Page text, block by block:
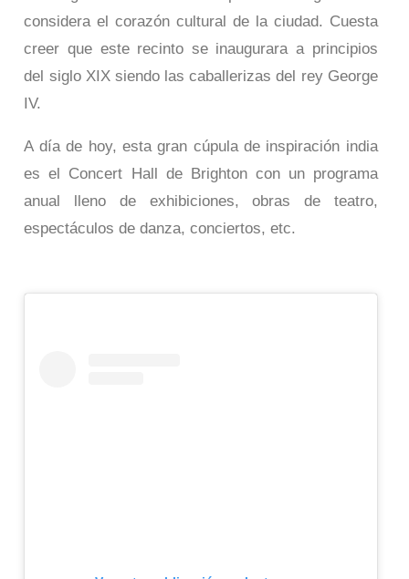
considera el corazón cultural de la ciudad. Cuesta
creer que este recinto se inaugurara a principios
del siglo XIX siendo las caballerizas del rey George
IV.
A día de hoy, esta gran cúpula de inspiración india
es el Concert Hall de Brighton con un programa
anual lleno de exhibiciones, obras de teatro,
espectáculos de danza, conciertos, etc.